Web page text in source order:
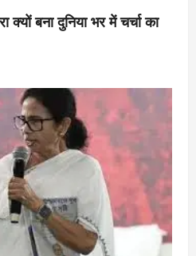
क्यों बना दुनिया भर में चर्चा का